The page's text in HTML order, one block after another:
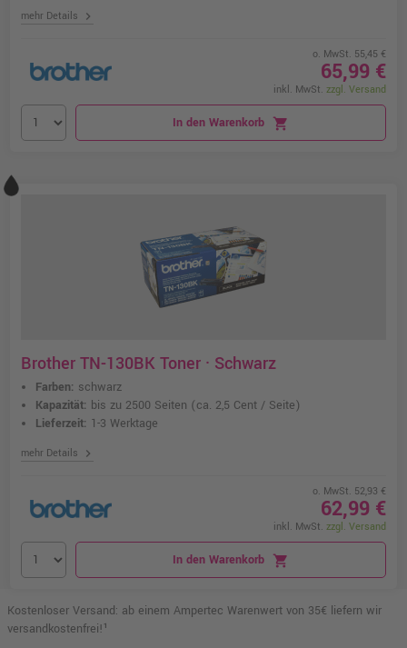
mehr Details chevron_right
o. MwSt. 55,45 €
65,99 €
inkl. MwSt. zzgl. Versand
In den Warenkorb shopping_cart
Brother TN-130BK Toner · Schwarz
Farben: schwarz
Kapazität: bis zu 2500 Seiten (ca. 2,5 Cent / Seite)
Lieferzeit: 1-3 Werktage
mehr Details chevron_right
o. MwSt. 52,93 €
62,99 €
inkl. MwSt. zzgl. Versand
In den Warenkorb shopping_cart
Kostenloser Versand: ab einem Ampertec Warenwert von 35€ liefern wir
versandkostenfrei!¹